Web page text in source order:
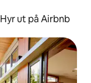
Hyr ut på Airbnb